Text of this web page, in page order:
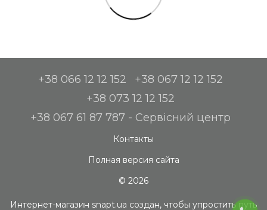
+38 066 12 12 152
+38 067 12 12 152
+38 073 12 12 152
+38 067 61 87 787 - Сервісний центр
Контакты
Полная версия сайта
© 2026
Интернет-магазин snapt.ua создан, чтобы упростить путь